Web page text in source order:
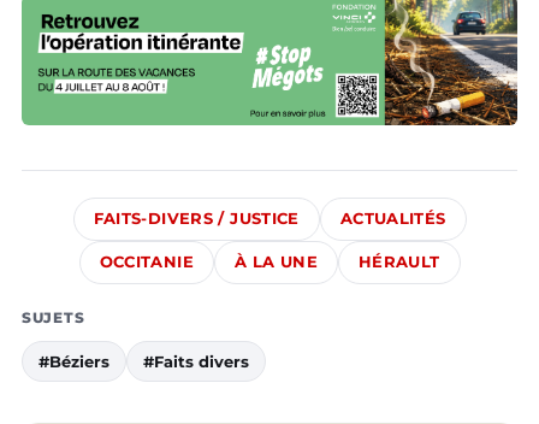
FAITS-DIVERS / JUSTICE ACTUALITÉS
OCCITANIE À LA UNE HÉRAULT
SUJETS
#Béziers #Faits divers